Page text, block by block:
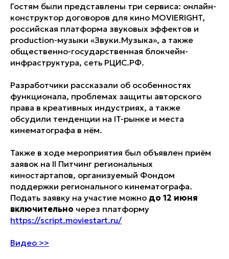
Гостям были представлены три сервиса: онлайн-
конструктор договоров для кино MOVIERIGHT,
российская платформа звуковых эффектов и
production-музыки «Звуки.Музыка», а также
общественно-государственная блокчейн-
инфраструктура, сеть РЦИС.РФ.
Разработчики рассказали об особенностях
функционала, проблемах защиты авторского
права в креативных индустриях, а также
обсудили тенденции на IT-рынке и места
кинематографа в нём.
Также в ходе мероприятия был объявлен приём
заявок на II Питчинг региональных
киностартапов, организуемый Фондом
поддержки регионального кинематографа.
Подать заявку на участие можно до 12 июня
включительно через платформу
https://script.moviestart.ru/
Видео >>